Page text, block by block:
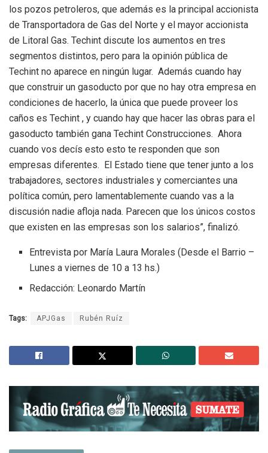
los pozos petroleros, que además es la principal accionista
de Transportadora de Gas del Norte y el mayor accionista
de Litoral Gas. Techint discute los aumentos en tres
segmentos distintos, pero para la opinión pública de
Techint no aparece en ningún lugar. Además cuando hay
que construir un gasoducto por que no hay otra empresa en
condiciones de hacerlo, la única que puede proveer los
caños es Techint , y cuando hay que hacer las obras para el
gasoducto también gana Techint Construcciones. Ahora
cuando vos decís esto esto te responden que son
empresas diferentes. El Estado tiene que tener junto a los
trabajadores, sectores industriales y comerciantes una
política común, pero lamentablemente cuando vas a la
discusión nadie afloja nada. Parecen que los únicos costos
que existen en las empresas son los salarios”, finalizó.
Entrevista por María Laura Morales (Desde el Barrio –
Lunes a viernes de 10 a 13 hs.)
Redacción: Leonardo Martín
Tags: APJGas Rubén Ruíz